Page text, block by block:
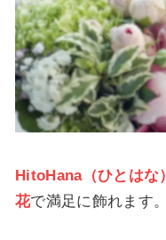
HitoHana（ひとはな
花で満足に飾れます。